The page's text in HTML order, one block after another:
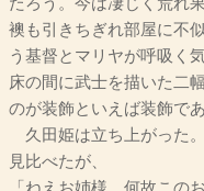
たろう。今は凄じく荒れ
襖も引きちぎれ部屋に不
う基督とマリヤが呼吸く
床の間に武士を描いた二
のが装飾といえば装飾であ
久田姫は立ち上がった
見比べたが、